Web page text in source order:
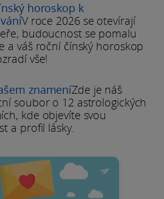
horoskop k
V roce 2026 se otevírají
budoucnost se pomalu
a váš roční čínský horoskop
vše!
znameníZde je náš
soubor o 12 astrologických
kde objevíte svou
a profil lásky.